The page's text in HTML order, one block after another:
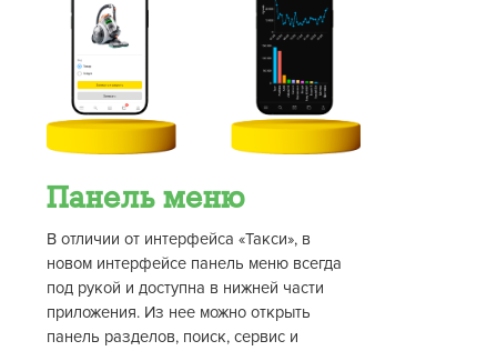
Панель меню
В отличии от интерфейса «Такси», в
новом интерфейсе панель меню всегда
под рукой и доступна в нижней части
приложения. Из нее можно открыть
панель разделов, поиск, сервис и